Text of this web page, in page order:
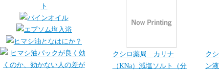
クシロ薬局 カリナ
（KNa）減塩ソルト（分
ク
ン